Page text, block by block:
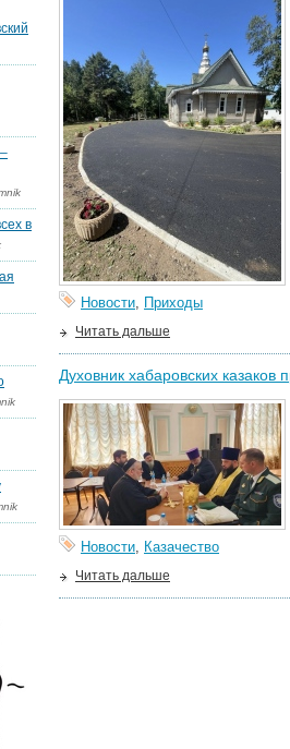
Новости, Приходы
Читать дальше
Духовник хабаровских казаков
Новости, Казачество
Читать дальше
в